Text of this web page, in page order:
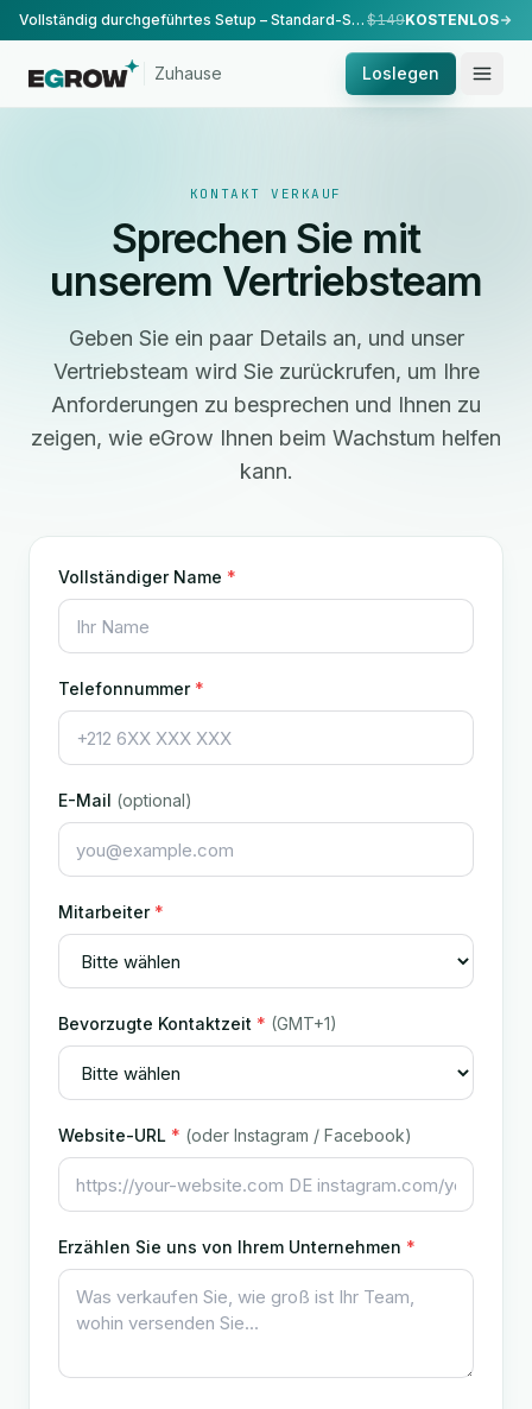
Vollständig durchgeführtes Setup – Standard-Setup, durchgeführt von unserem Team. $149KOSTENLOS
Zuhause Loslegen
KONTAKT VERKAUF
Sprechen Sie mit
unserem Vertriebsteam
Geben Sie ein paar Details an, und unser
Vertriebsteam wird Sie zurückrufen, um Ihre
Anforderungen zu besprechen und Ihnen zu
zeigen, wie eGrow Ihnen beim Wachstum helfen
kann.
Vollständiger Name *
Telefonnummer *
E-Mail (optional)
Mitarbeiter *
Bevorzugte Kontaktzeit * (GMT+1)
Website-URL * (oder Instagram / Facebook)
Erzählen Sie uns von Ihrem Unternehmen *